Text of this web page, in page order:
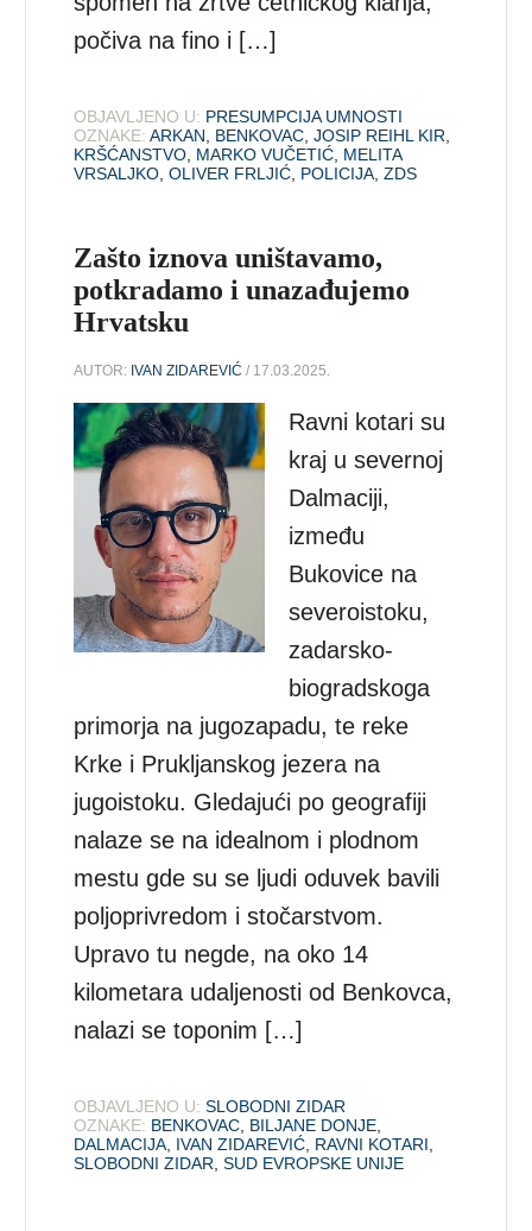
počiva na fino i […]
OBJAVLJENO U: PRESUMPCIJA UMNOSTI
OZNAKE: ARKAN BENKOVAC ,JOSIP REIHL KIR
KRŠĆANSTVO MARKO VUČETIĆ MELITA
VRSALJKO ,OLIVER FRLJIĆ POLICIJA ,ZDS
Zašto iznova uništavamo,
potkradamo i unazađujemo
Hrvatsku
AUTOR: IVAN ZIDAREVIĆ / 17.03.2025.
Ravni kotari su
kraj u severnoj
Dalmaciji,
između
Bukovice na
severoistoku,
zadarsko-
biogradskoga
primorja na jugozapadu, te reke
Krke i Prukljanskog jezera na
jugoistoku. Gledajući po geografiji
nalaze se na idealnom i plodnom
mestu gde su se ljudi oduvek bavili
poljoprivredom i stočarstvom.
Upravo tu negde, na oko 14
kilometara udaljenosti od Benkovca,
nalazi se toponim […]
OBJAVLJENO U: SLOBODNI ZIDAR
OZNAKE: BENKOVAC BILJANE DONJE
DALMACIJA IVAN ZIDAREVIĆ RAVNI KOTARI
SLOBODNI ZIDAR ,SUD EVROPSKE UNIJE